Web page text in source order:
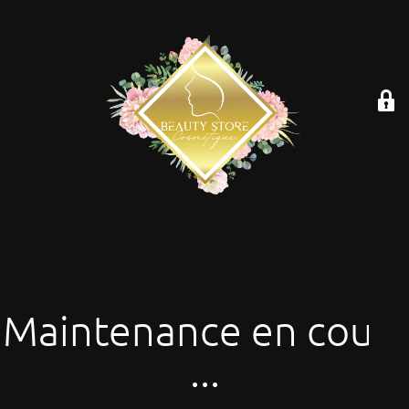
Maintenance en cours
...